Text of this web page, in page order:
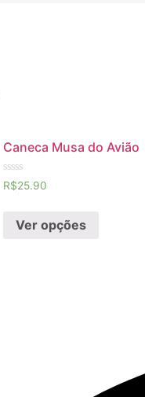
Caneca Musa do Avião
Avaliação
0
R$25.90
Ver opções